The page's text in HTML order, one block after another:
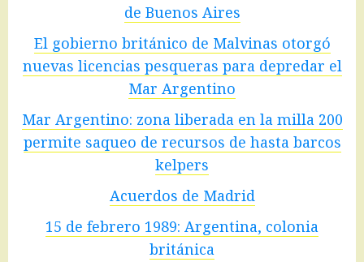
de Buenos Aires
El gobierno británico de Malvinas otorgó
nuevas licencias pesqueras para depredar el
Mar Argentino
Mar Argentino: zona liberada en la milla 200
permite saqueo de recursos de hasta barcos
kelpers
Acuerdos de Madrid
15 de febrero 1989: Argentina, colonia
británica